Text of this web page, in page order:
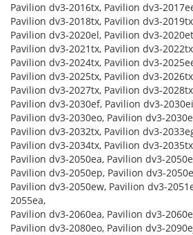
Pavilion dv3-2016tx, Pavilion dv3-
Pavilion dv3-2018tx, Pavilion dv3-
Pavilion dv3-2020el, Pavilion dv3-
Pavilion dv3-2021tx, Pavilion dv3-
Pavilion dv3-2024tx, Pavilion dv3-
Pavilion dv3-2025tx, Pavilion dv3-
Pavilion dv3-2027tx, Pavilion dv3-
Pavilion dv3-2030ef, Pavilion dv3-
Pavilion dv3-2030eo, Pavilion dv3-
Pavilion dv3-2032tx, Pavilion dv3-
Pavilion dv3-2034tx, Pavilion dv3-
Pavilion dv3-2050ea, Pavilion dv3-
Pavilion dv3-2050ep, Pavilion dv3-
Pavilion dv3-2050ew, Pavilion dv3-
2055ea,
Pavilion dv3-2060ea, Pavilion dv3-
Pavilion dv3-2080eo, Pavilion dv3-